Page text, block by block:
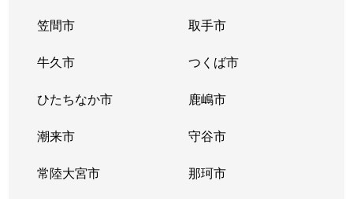
笠間市 取手市
牛久市 つくば市
ひたちなか市 鹿嶋市
潮来市 守谷市
常陸大宮市 那珂市